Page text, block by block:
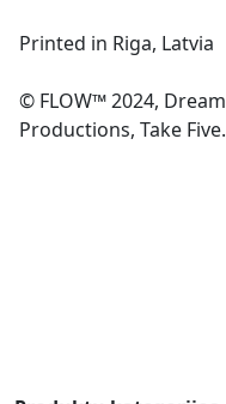
Printed in Riga, Latvia
© FLOW™ 2024,
Productions, Take